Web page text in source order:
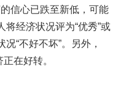
信心已跌至新低，可能
经济状况评为“优秀”或
“不好不坏”。另外，
在好转。